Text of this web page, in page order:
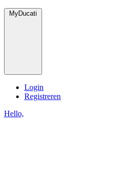
MyDucati
Login
Registreren
Hello,